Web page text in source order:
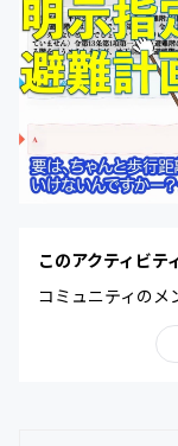
このアクティビテ
コミュニティのメ